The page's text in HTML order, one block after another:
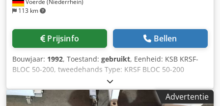
Voerde (Niederrhein)
113 km
Prijsinfo Bellen
Bouwjaar: 1992, Toestand: gebruikt, Eenheid: KSB KRSF-
BLOC 50-200, tweedehands Type: KRSF BLOC 50-200
Model: Centrifugaalpomp - ook filtraatwaterpomp
bouwjaar: 1992 P-Nr.: 5-L40-757 504/2 V: 9,70 l/s H: 12m n:
1450 1/min Voor levering: Proefdraaien Crodpfx Amjiztvas
Advertentie